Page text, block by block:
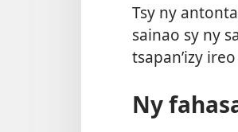
Tsy ny
sainao sy ny
tsapan’izy
Ny